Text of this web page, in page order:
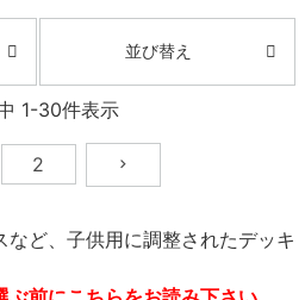
並び替え
1-30件表示
2
ど、子供用に調整されたデッキ